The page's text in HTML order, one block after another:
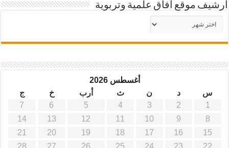
أرشيف موقع آفاق علمية وتربوية
أرشيف
موقع
أغسطس 2026
س
د ن ث أرب خ
ج
1
2
3
4
5
6
7
8
9
10
11
12
13
14
15
16
17
18
19
20
21